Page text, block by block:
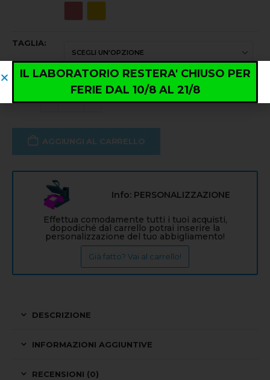
TAGLIA
AGGIUNGI AL CARRELLO
Info: PERSONALIZZAZIONE
Effettua comodamente tutti i tuoi acquisti,
dopodiché dal carrello potrai inserire la
personalizzazione del tuo abbigliamento!
Già fatto? Vai al carrello!
DESCRIZIONE
INFORMAZIONI AGGIUNTIVE
RECENSIONI (0)
IL LABORATORIO RESTERA' CHIUSO PER
FERIE DAL 10/8 AL 21/8